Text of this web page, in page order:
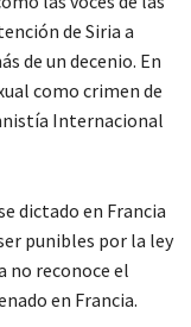
de Siria a
de un decenio. En
como crimen de
Internacional
dictado en Francia
punibles por la ley
no reconoce el
en Francia.